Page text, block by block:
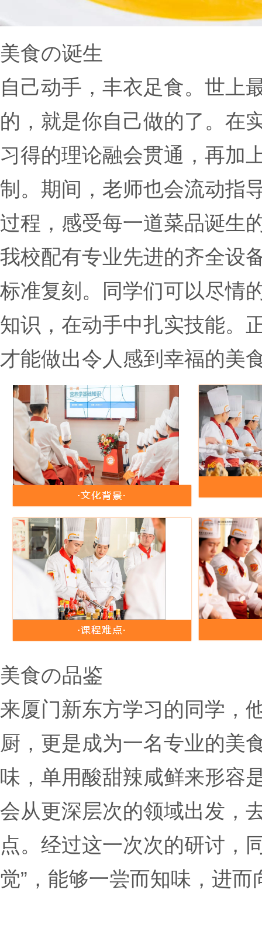
美食の诞生
自己动手，丰衣足食。世上
的，就是你自己做的了。在
习得的理论融会贯通，再加
制。期间，老师也会流动指
过程，感受每一道菜品诞生
我校配有专业先进的齐全设
标准复刻。同学们可以尽情
知识，在动手中扎实技能。
才能做出令人感到幸福的美
美食の品鉴
来厦门新东方学习的同学，
厨，更是成为一名专业的美
味，单用酸甜辣咸鲜来形容
会从更深层次的领域出发，
点。经过这一次次的研讨，
觉”，能够一尝而知味，进而